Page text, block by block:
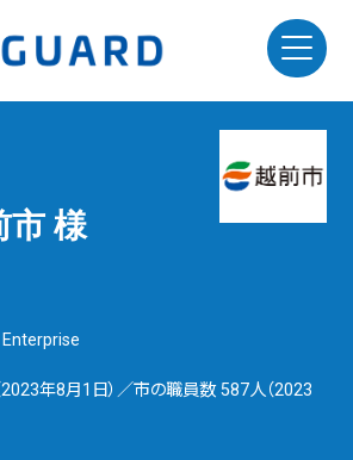
市 様
Enterprise
2023年8月1日）／市の職員数 587人（2023